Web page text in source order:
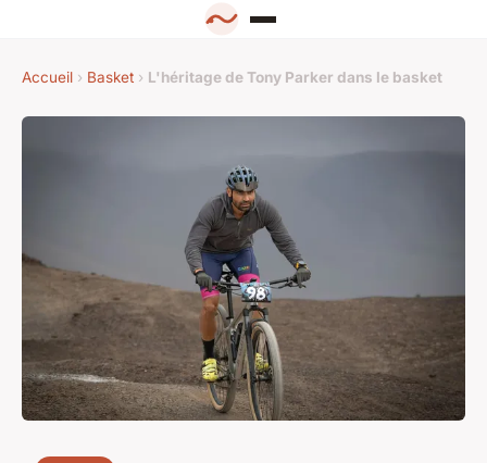
Accueil › Basket › L'héritage de Tony Parker dans le basket